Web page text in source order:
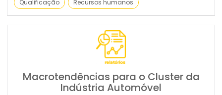
Qualificação
Recursos humanos
Macrotendências para o Cluster da
Indústria Automóvel